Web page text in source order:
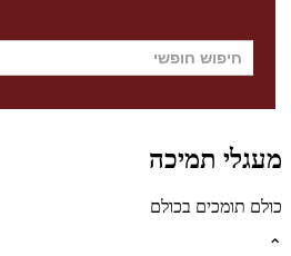
מעגלי תמיכה
כולם תומכים בכולם
⌃